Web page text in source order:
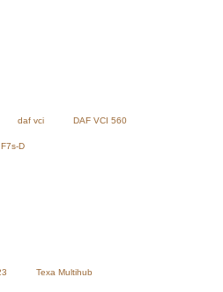
daf vci DAF VCI 560
D
Texa Multihub